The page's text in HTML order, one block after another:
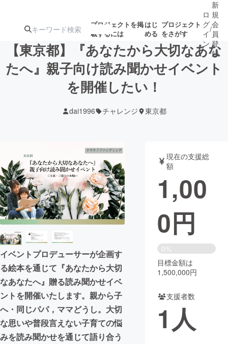
プロジェクトを掲
載するには
はじ
める
プロジェクト
をさがす
注目のリ 注目の新着プロ
ジェクト
募集終了が近いプ
テクノロジー・ガジェット
映像・映画 書籍・雑誌
ビジネス・起業 チャレンジ
まちづくり・地域活性化
CAMPFIRE for Social Good
CAMPFIRE Creation
CAMPFIREふるさと納税machi-ya コミュニティ
ロ
グ
イ
ン
/
新
規
会
員
登
録
【東京都】『あなたから大切なあな
たへ』親子向け読み聞かせイベント
を開催したい！
dai1996 チャレンジ 東京都
イベントプロデューサーが企画す
る絵本を通じて『あなたから大切
なあなたへ』贈る読み聞かせイベ
ントを開催いたします。親から子
へ・同じパパ，ママどうし。大切
な思いや普段言えない子育ての悩
みを読み聞かせを通じて語り合う
現在の支援総
額
1,00
0円
0%
目標金額は
1,500,000円
支援者数
1人